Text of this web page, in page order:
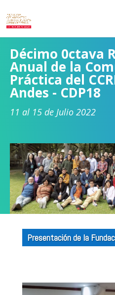
Décimo 0ctava
Anual de la
Práctica del
Andes - CDP18
11 al 15 de Julio 2022
Presentación de la